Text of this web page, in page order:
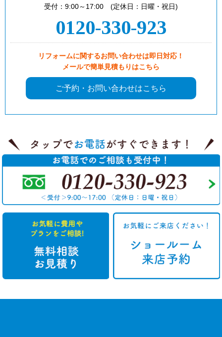
受付：9:00～17:00 (定休日：日曜・祝日)
0120-330-923
リフォームに関するお問い合わせは即日対応！
メールで簡単見積もりはこちら
ご予約・お問い合わせはこちら